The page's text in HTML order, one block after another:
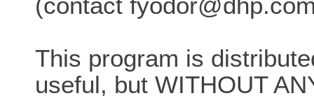
This program is
useful, but WITHOUT